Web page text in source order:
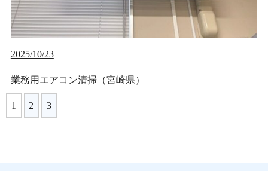
2025/10/23
業務用エアコン清掃（宮崎県）
1 2 3